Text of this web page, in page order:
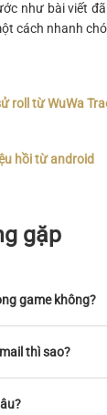
như bài viết
cách nhanh
roll từ WuWa
hồi từ android
gặp
game không?
thì sao?